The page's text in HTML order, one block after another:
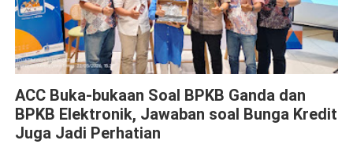
ACC Buka-bukaan Soal BPKB Ganda dan
BPKB Elektronik, Jawaban soal Bunga Kredit
Juga Jadi Perhatian